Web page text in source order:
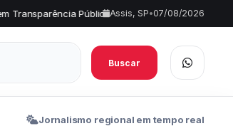
• Comércio de Assis terá horário especial e
Assis, SP•07/08/2026
Buscar
Jornalismo regional em tempo real